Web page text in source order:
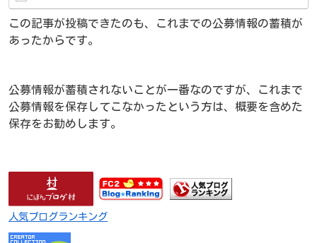
この記事が投稿できたのも、これまでの公募情報の蓄積が
あったからです。
公募情報が蓄積されないことが一番なのですが、これまで
公募情報を保存してこなかったという方は、概要を含めた
保存をお勧めします。
人気ブログランキング